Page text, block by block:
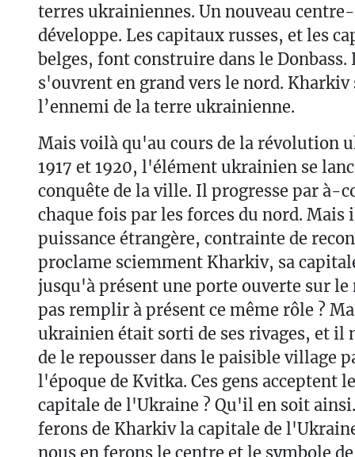
terres ukrainiennes. Un nouveau
développe. Les capitaux russes, et les
belges, font construire dans le Donbass.
s'ouvrent en grand vers le nord. Kharkiv
l’ennemi de la terre ukrainienne.
Mais voilà qu'au cours de la révolution
1917 et 1920, l'élément ukrainien se
conquête de la ville. Il progresse par à-
chaque fois par les forces du nord. Mais
puissance étrangère, contrainte de
proclame sciemment Kharkiv, sa
jusqu'à présent une porte ouverte sur
pas remplir à présent ce même rôle ?
ukrainien était sorti de ses rivages, et il
de le repousser dans le paisible village
l'époque de Kvitka. Ces gens acceptent
capitale de l'Ukraine ? Qu'il en soit ainsi.
ferons de Kharkiv la capitale de
nous en ferons le centre et le symbole